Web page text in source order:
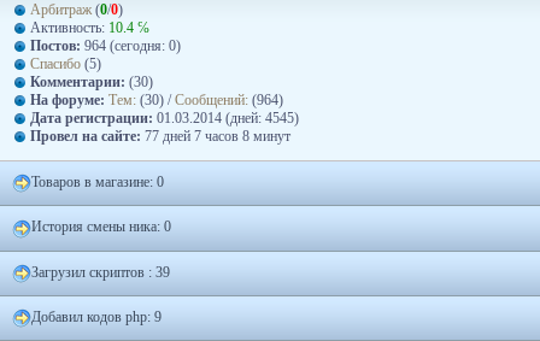
Арбитраж (0/0)
Активность: 10.4 ℅
Постов: 964 (сегодня: 0)
Спасибо (5)
Комментарии: (30)
На форуме: Тем: (30) /Сообщений: (964)
Дата регистрации: 01.03.2014 (дней: 4545)
Провел на сайте: 77 дней 7 часов 8 минут
Товаров в магазине: 0
История смены ника: 0
Загрузил скриптов : 39
Добавил кодов php: 9